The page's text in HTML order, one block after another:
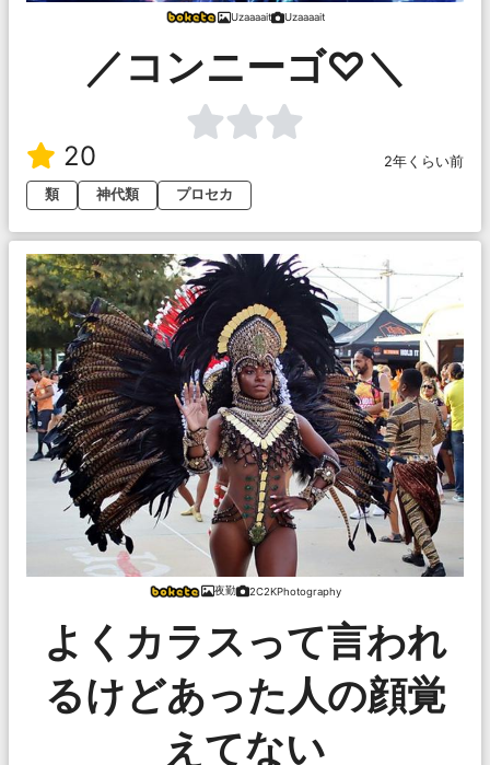
Uzaaaait Uzaaaait
／コンニーゴ♡＼
20
2年くらい前
類
神代類 プロセカ
夜勤 2C2KPhotography
よくカラスって言われ
るけどあった人の顔覚
えてない